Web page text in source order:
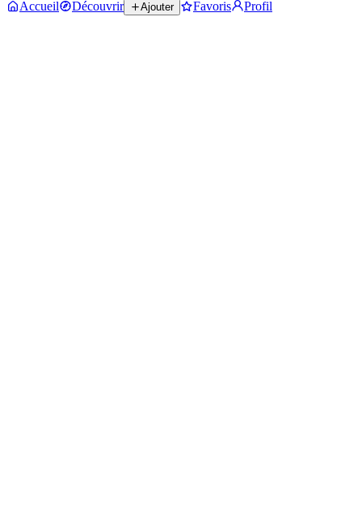
Accueil Découvrir Ajouter Favoris Profil